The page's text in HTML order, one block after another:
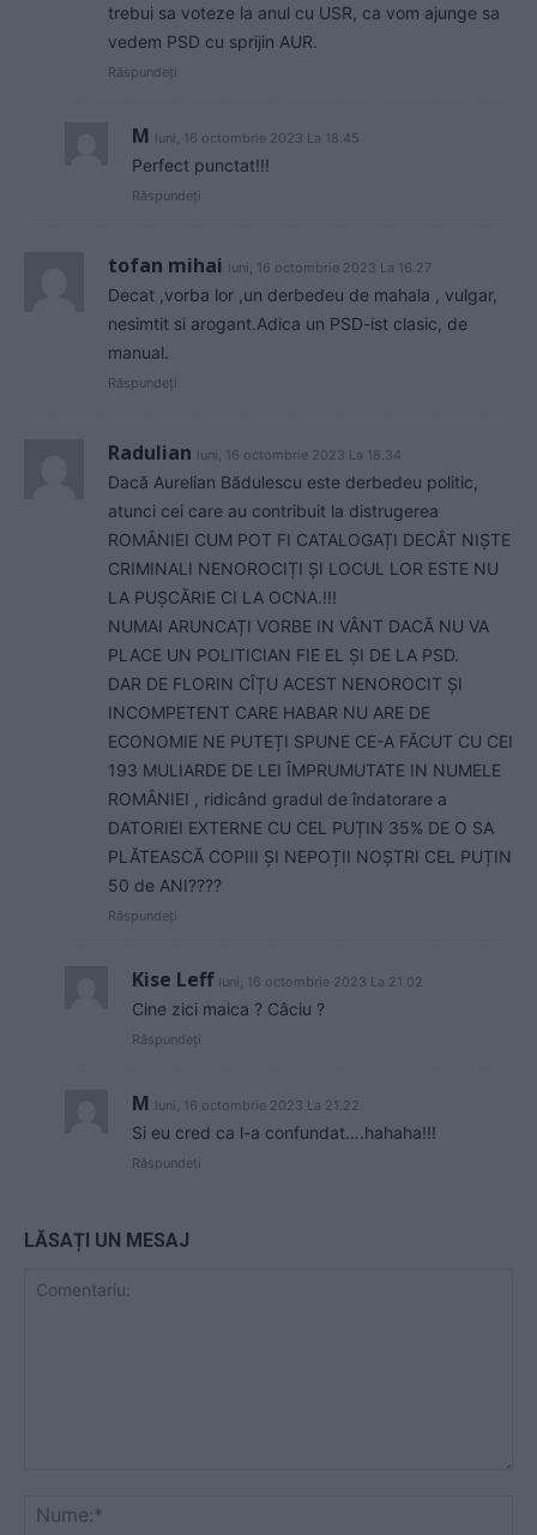
trebui sa voteze la anul cu USR, ca vom ajunge sa
vedem PSD cu sprijin AUR.
Răspundeți
M luni, 16 octombrie 2023 La 18.45
Perfect punctat!!!
Răspundeți
tofan mihai luni, 16 octombrie 2023 La 16.27
Decat ,vorba lor ,un derbedeu de mahala , vulgar,
nesimtit si arogant.Adica un PSD-ist clasic, de
manual.
Răspundeți
Radulian luni, 16 octombrie 2023 La 18.34
Dacă Aurelian Bădulescu este derbedeu politic,
atunci cei care au contribuit la distrugerea
ROMÂNIEI CUM POT FI CATALOGAȚI DECÂT NIȘTE
CRIMINALI NENOROCIȚI ȘI LOCUL LOR ESTE NU
LA PUȘCĂRIE CI LA OCNA.!!!
NUMAI ARUNCAȚI VORBE IN VÂNT DACĂ NU VA
PLACE UN POLITICIAN FIE EL ȘI DE LA PSD.
DAR DE FLORIN CÎȚU ACEST NENOROCIT ȘI
INCOMPETENT CARE HABAR NU ARE DE
ECONOMIE NE PUTEȚI SPUNE CE-A FĂCUT CU CEI
193 MULIARDE DE LEI ÎMPRUMUTATE IN NUMELE
ROMÂNIEI , ridicând gradul de îndatorare a
DATORIEI EXTERNE CU CEL PUȚIN 35% DE O SA
PLĂTEASCĂ COPIII ȘI NEPOȚII NOȘTRI CEL PUȚIN
50 de ANI????
Răspundeți
Kise Leff luni, 16 octombrie 2023 La 21.02
Cine zici maica ? Câciu ?
Răspundeți
M luni, 16 octombrie 2023 La 21.22
Si eu cred ca l-a confundat….hahaha!!!
Răspundeți
LĂSAȚI UN MESAJ